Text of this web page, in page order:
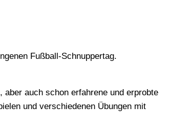
Fußball-Schnuppertag.
aber auch schon erfahrene und erprobte
und verschiedenen Übungen mit